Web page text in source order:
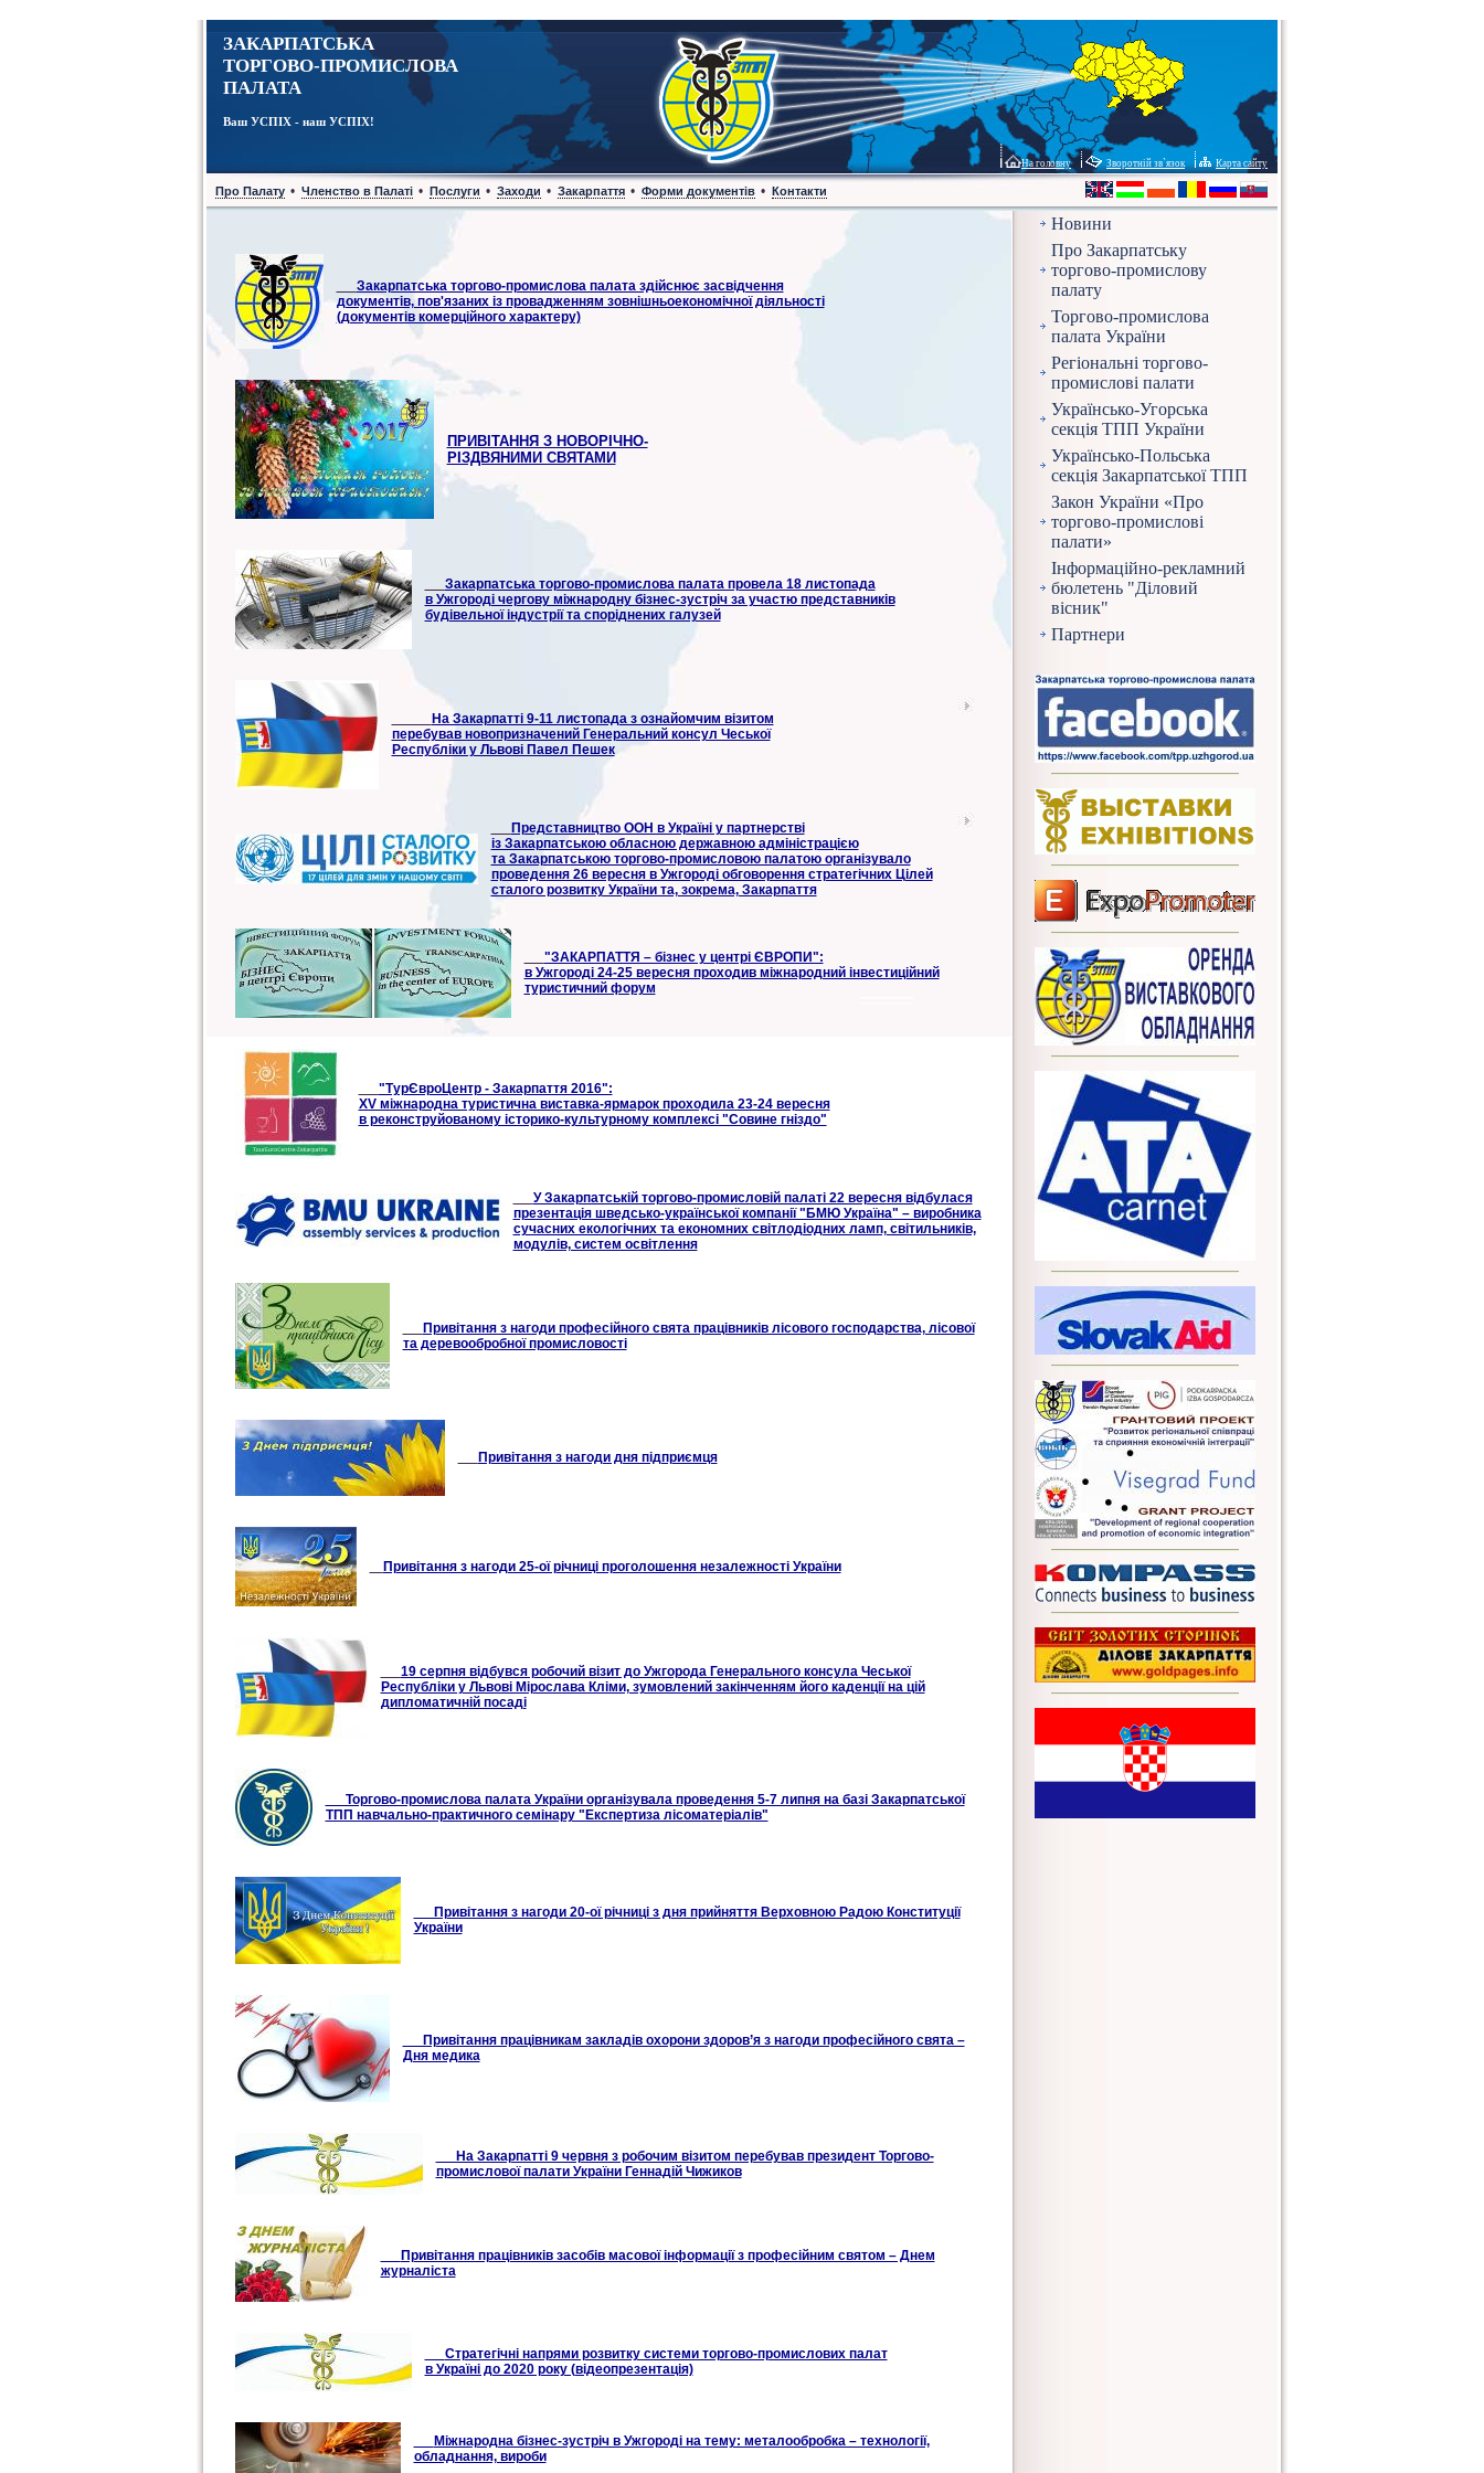
ЗАКАРПАТСЬКА
ТОРГОВО-ПРОМИСЛОВА
ПАЛАТА
Ваш УСПІХ - наш УСПІХ!
На головну Зворотній зв`язок Карта сайту
Про Палату • Членство в Палаті • Послуги • Заходи • Закарпаття • Форми документів • Контакти
Закарпатська торгово-промислова палата здійснює засвідчення
документів, пов'язаних із провадженням зовнішньоекономічної діяльності
(документів комерційного характеру)
ПРИВІТАННЯ З НОВОРІЧНО-
РІЗДВЯНИМИ СВЯТАМИ
Закарпатська торгово-промислова палата провела 18 листопада
в Ужгороді чергову міжнародну бізнес-зустріч за участю представників
будівельної індустрії та споріднених галузей
На Закарпатті 9-11 листопада з ознайомчим візитом
перебував новопризначений Генеральний консул Чеської
Республіки у Львові Павел Пешек
Представництво ООН в Україні у партнерстві
із Закарпатською обласною державною адміністрацією
та Закарпатською торгово-промисловою палатою організувало
проведення 26 вересня в Ужгороді обговорення стратегічних Цілей
сталого розвитку України та, зокрема, Закарпаття
"ЗАКАРПАТТЯ – бізнес у центрі ЄВРОПИ":
в Ужгороді 24-25 вересня проходив міжнародний інвестиційний
туристичний форум
"ТурЄвроЦентр - Закарпаття 2016":
XV міжнародна туристична виставка-ярмарок проходила 23-24 вересня
в реконструйованому історико-культурному комплексі "Совине гніздо"
У Закарпатській торгово-промисловій палаті 22 вересня відбулася
презентація шведсько-української компанії "БМЮ Україна" – виробника
cучасних екологічних та економних світлодіодних ламп, світильників,
модулів, систем освітлення
Привітання з нагоди професійного свята працівників лісового господарства, лісової
та деревообробної промисловості
Привітання з нагоди дня підприємця
Привітання з нагоди 25-ої річниці проголошення незалежності України
19 серпня відбувся робочий візит до Ужгорода Генерального консула Чеської
Республіки у Львові Мірослава Кліми, зумовлений закінченням його каденції на цій
дипломатичній посаді
Торгово-промислова палата України організувала проведення 5-7 липня на базі Закарпатської
ТПП навчально-практичного семінару "Експертиза лісоматеріалів"
Привітання з нагоди 20-ої річниці з дня прийняття Верховною Радою Конституції
України
Привітання працівникам закладів охорони здоров’я з нагоди професійного свята –
Дня медика
На Закарпатті 9 червня з робочим візитом перебував президент Торгово-
промислової палати України Геннадій Чижиков
Привітання працівників засобів масової інформації з професійним святом – Днем
журналіста
Стратегічні напрями розвитку системи торгово-промислових палат
в Україні до 2020 року (відеопрезентація)
Міжнародна бізнес-зустріч в Ужгороді на тему: металообробка – технології,
обладнання, вироби
Новини
Про Закарпатську
торгово-промислову
палату
Торгово-промислова
палата України
Регіональні торгово-
промислові палати
Українсько-Угорська
секція ТПП України
Українсько-Польська
секція Закарпатської ТПП
Закон України «Про
торгово-промислові
палати»
Інформаційно-рекламний
бюлетень "Діловий
вісник"
Партнери